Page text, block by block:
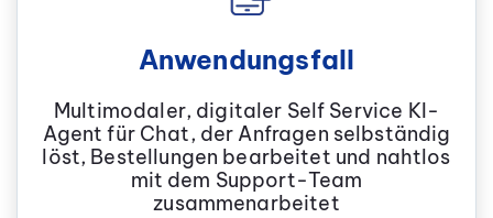
Anwendungsfall
Multimodaler, digitaler Self Service KI-
Agent für Chat, der Anfragen selbständig
löst, Bestellungen bearbeitet und nahtlos
mit dem Support-Team
zusammenarbeitet